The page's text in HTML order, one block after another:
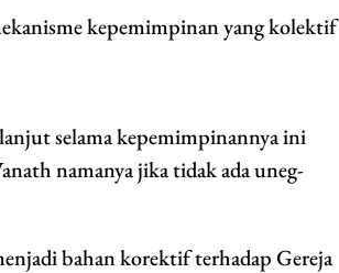
kepemimpinan yang kolektif
selama kepemimpinannya ini
namanya jika tidak ada uneg-
bahan korektif terhadap Gereja